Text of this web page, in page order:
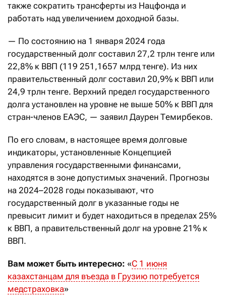
также сократить трансферты из Нацфонда и
работать над увеличением доходной базы.
— По состоянию на 1 января 2024 года
государственный долг составил 27,2 трлн тенге или
22,8% к ВВП (119 251,1657 млрд тенге). Из них
правительственный долг составил 20,9% к ВВП или
24,9 трлн тенге. Верхний предел государственного
долга установлен на уровне не выше 50% к ВВП для
стран-членов ЕАЭС, — заявил Даурен Темирбеков.
По его словам, в настоящее время долговые
индикаторы, установленные Концепцией
управления государственными финансами,
находятся в зоне допустимых значений. Прогнозы
на 2024–2028 годы показывают, что
государственный долг в указанные годы не
превысит лимит и будет находиться в пределах 25%
к ВВП, а правительственный долг на уровне 21% к
ВВП.
Вам может быть интересно: «С 1 июня
казахстанцам для въезда в Грузию потребуется
медстраховка»